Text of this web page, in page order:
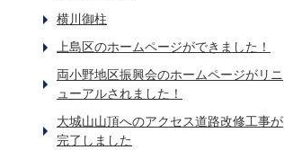
横川御柱
上島区のホームページができました！
両小野地区振興会のホームページがリニ
ューアルされました！
大城山山頂へのアクセス道路改修工事が
完了しました